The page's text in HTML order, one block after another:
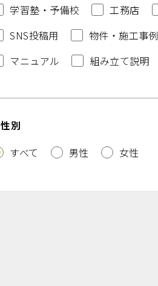
学習塾・予備校
工務店
SNS投稿用
物件・施工事例
マニュアル
組み立て説明
性別
すべて
男性 女性